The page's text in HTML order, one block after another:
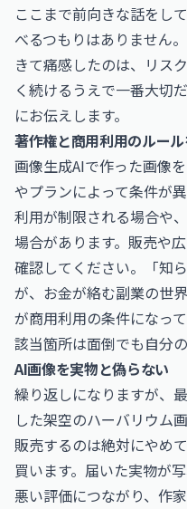
ここまで前向きな話をし
べるつもりはありません
きて痛感したのは、リス
く続けるうえで一番大切
にお伝えします。
著作権と商用利用のルー
画像生成AIで作った画像
やプランによって条件が
利用が制限される場合や
場合があります。販売や
確認してください。「知
が、お金が絡む副業の世
が商用利用の条件になっ
該当箇所は面倒でも自分
AI画像を実物と偽らない
繰り返しになりますが、
した架空のハーバリウム
販売するのは絶対にやめ
買います。届いた実物が
悪い評価につながり、作